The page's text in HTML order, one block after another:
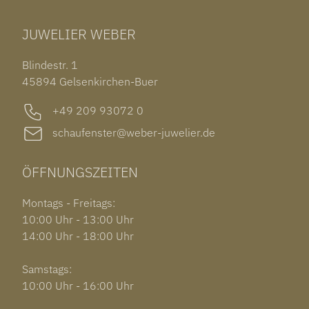
OHRSCHMUCK
OUT OF COLLECTION
ROLEX SUBMARINER DATE
GARMIN VENU 3S
JUWELIER WEBER
Blindestr. 1
45894 Gelsenkirchen-Buer
+49 209 93072 0
schaufenster@weber-juwelier.de
ÖFFNUNGSZEITEN
Montags - Freitags:
10:00 Uhr - 13:00 Uhr
14:00 Uhr - 18:00 Uhr
Samstags:
10:00 Uhr - 16:00 Uhr